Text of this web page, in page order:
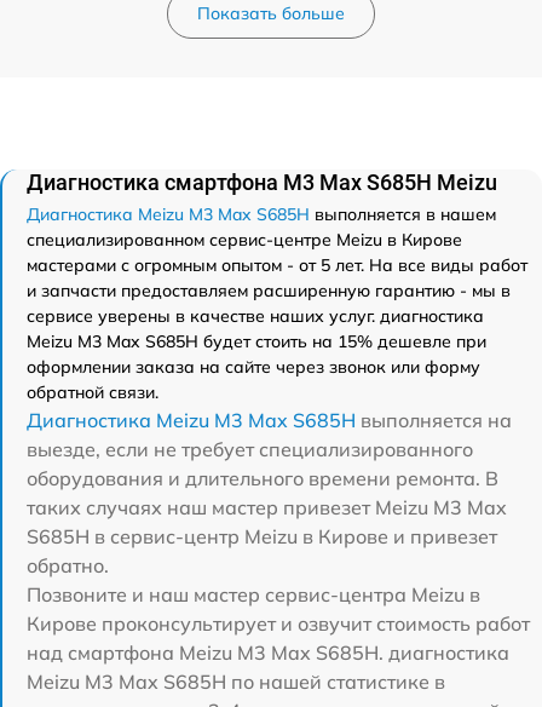
Показать больше
Диагностика смартфона M3 Max S685H Meizu
Диагностика Meizu M3 Max S685H выполняется в нашем
специализированном сервис-центре Meizu в Кирове
мастерами с огромным опытом - от 5 лет. На все виды работ
и запчасти предоставляем расширенную гарантию - мы в
сервисе уверены в качестве наших услуг. диагностика
Meizu M3 Max S685H будет стоить на 15% дешевле при
оформлении заказа на сайте через звонок или форму
обратной связи.
Диагностика Meizu M3 Max S685H выполняется на
выезде, если не требует специализированного
оборудования и длительного времени ремонта. В
таких случаях наш мастер привезет Meizu M3 Max
S685H в сервис-центр Meizu в Кирове и привезет
обратно.
Позвоните и наш мастер сервис-центра Meizu в
Кирове проконсультирует и озвучит стоимость работ
над смартфона Meizu M3 Max S685H. диагностика
Meizu M3 Max S685H по нашей статистике в